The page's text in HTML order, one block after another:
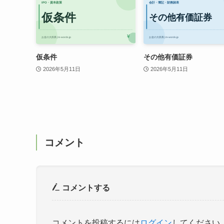
仮条件
2026年5月11日
その他有価証券
2026年5月11日
コメント
コメントする